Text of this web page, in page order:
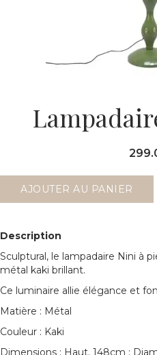
AJOUTER AU PANIER
Description
Sculptural, le lampadaire Nini à
métal kaki brillant.
Ce luminaire allie élégance et
Matière : Métal
Couleur : Kaki
Dimensions : Haut. 148cm ;